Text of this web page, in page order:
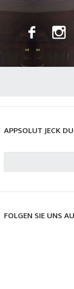
APPSOLUT JECK
FOLGEN SIE UNS